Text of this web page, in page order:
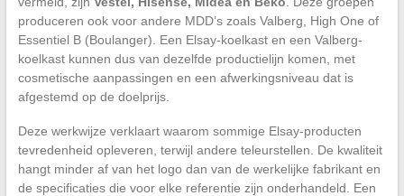
produceren ook voor andere MDD’s zoals Valberg, High One of
Essentiel B (Boulanger). Een Elsay-koelkast en een Valberg-
koelkast kunnen dus van dezelfde productielijn komen, met
cosmetische aanpassingen en een afwerkingsniveau dat is
afgestemd op de doelprijs.
Deze werkwijze verklaart waarom sommige Elsay-producten
tevredenheid opleveren, terwijl andere teleurstellen. De kwaliteit
hangt minder af van het logo dan van de werkelijke fabrikant en
de specificaties die voor elke referentie zijn onderhandeld. Een